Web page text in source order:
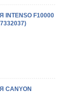
F10000